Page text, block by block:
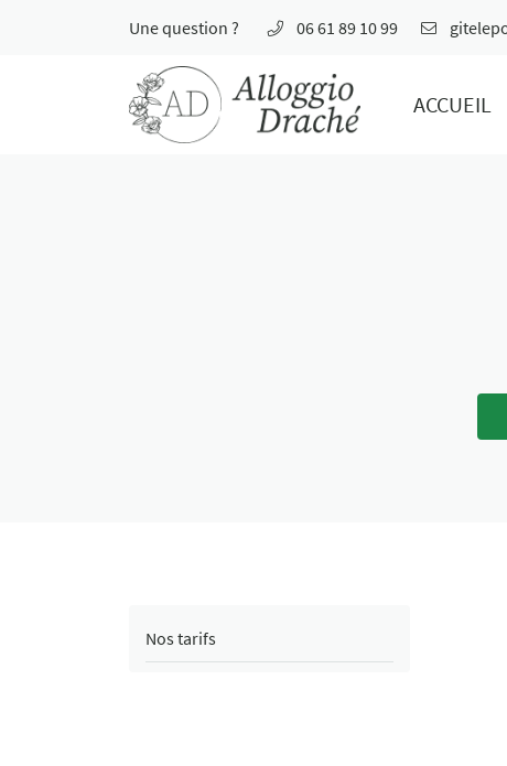
Une question ? 06 61 89 10 99
ACCUEIL
06 61 89 10 99
Nos tarifs